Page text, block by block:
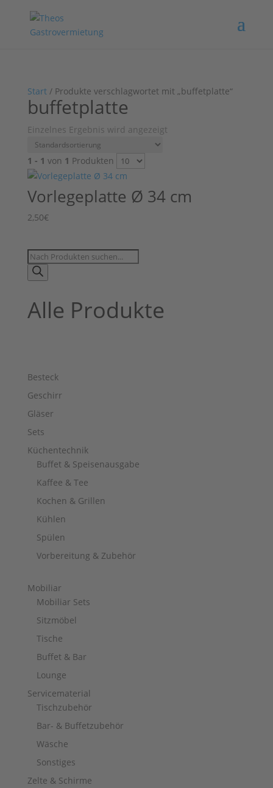
Start/ Produkte verschlagwortet mit „buffetplatte“
buffetplatte
Einzelnes Ergebnis wird angezeigt
1 - 1 von 1 Produkten
Vorlegeplatte Ø 34 cm
2,50€
Products
search
Alle Produkte
Besteck
Geschirr
Gläser
Sets
Küchentechnik
Buffet & Speisenausgabe
Kaffee & Tee
Kochen & Grillen
Kühlen
Spülen
Vorbereitung & Zubehör
Mobiliar
Mobiliar Sets
Sitzmöbel
Tische
Buffet & Bar
Lounge
Servicematerial
Tischzubehör
Bar- & Buffetzubehör
Wäsche
Sonstiges
Zelte & Schirme